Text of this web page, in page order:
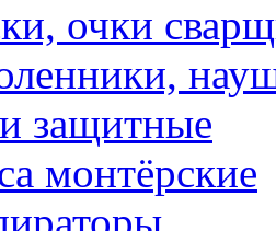
очки
защитные
монтёрские